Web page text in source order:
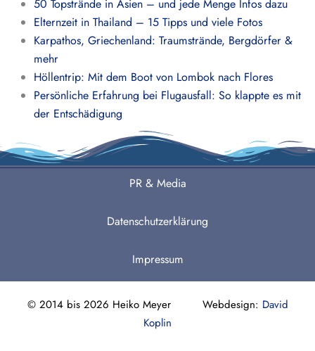
50 Topstrände in Asien – und jede Menge Infos dazu
Elternzeit in Thailand – 15 Tipps und viele Fotos
Karpathos, Griechenland: Traumstrände, Bergdörfer &
mehr
Höllentrip: Mit dem Boot von Lombok nach Flores
Persönliche Erfahrung bei Flugausfall: So klappte es mit
der Entschädigung
PR & Media
Datenschutzerklärung
Impressum
© 2014 bis 2026 Heiko Meyer Webdesign: David
Koplin